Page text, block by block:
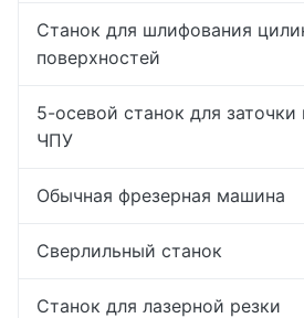
Станок для шлифования
поверхностей
5-осевой станок для заточки
ЧПУ
Обычная фрезерная машина
Сверлильный станок
Станок для лазерной резки